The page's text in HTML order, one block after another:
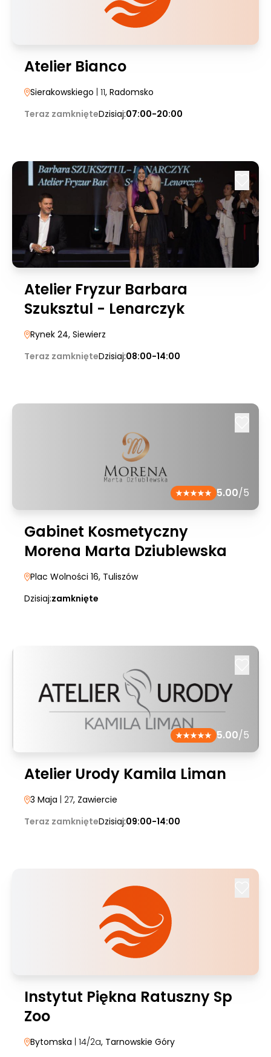
Atelier Bianco
Sierakowskiego | 11, Radomsko
Teraz zamknięteDzisiaj:07:00-20:00
Atelier Fryzur Barbara
Szuksztul - Lenarczyk
Rynek 24, Siewierz
Teraz zamknięteDzisiaj:08:00-14:00
5.00/5
Gabinet Kosmetyczny
Morena Marta Dziublewska
Plac Wolności 16, Tuliszów
Dzisiaj:zamknięte
5.00/5
Atelier Urody Kamila Liman
3 Maja | 27, Zawiercie
Teraz zamknięteDzisiaj:09:00-14:00
Instytut Piękna Ratuszny Sp
Zoo
Bytomska | 14/2a, Tarnowskie Góry